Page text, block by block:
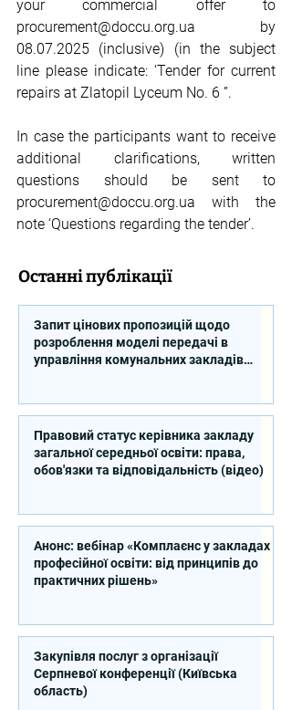
procurement@doccu.org.ua by
08.07.2025 (inclusive) (in the subject
line please indicate: ‘Tender for current
repairs at Zlatopil Lyceum No. 6 ”.
In case the participants want to receive
additional clarifications, written
procurement@doccu.org.ua with the
note ‘Questions regarding the tender’.
Останні публікації
Запит цінових пропозицій щодо
розроблення моделі передачі в
управління комунальних закладів
Правовий статус керівника закладу
загальної середньої освіти: права,
обов'язки та відповідальність (відео)
Анонс: вебінар «Комплаєнс у закладах
професійної освіти: від принципів до
практичних рішень»
Закупівля послуг з організації
Серпневої конференції (Київська
область)